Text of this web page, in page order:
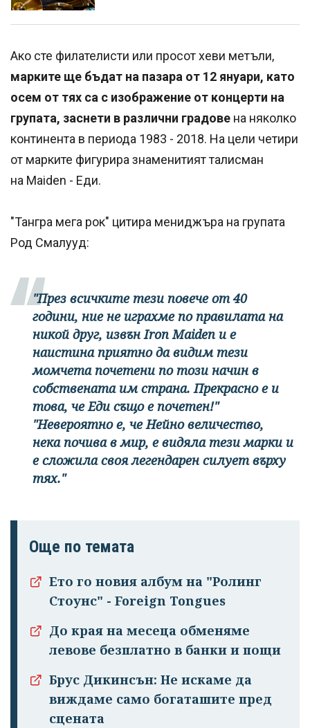
Ако сте филателисти или просот хеви метъли,
марките ще бъдат на пазара от 12 януари, като
осем от тях са с изображение от концерти на
групата, заснети в различни градове на няколко
континента в периода 1983 - 2018. На цели четири
от марките фигурира знаменитият талисман
на Maiden - Еди.
"Тангра мега рок" цитира мениджъра на групата
Род Смалууд:
"През всичките тези повече от 40
години, ние не играхме по правилата на
никой друг, извън Iron Maiden и е
наистина приятно да видим тези
момчета почетени по този начин в
собствената им страна. Прекрасно е и
това, че Еди също е почетен!"
"Невероятно е, че Нейно величество,
нека почива в мир, е видяла тези марки и
е сложила своя легендарен силует върху
тях."
Още по темата
Ето го новия албум на "Ролинг
Стоунс" - Foreign Tongues
До края на месеца обменяме
левове безплатно в банки и пощи
Брус Дикинсън: Не искаме да
виждаме само богаташите пред
сцената